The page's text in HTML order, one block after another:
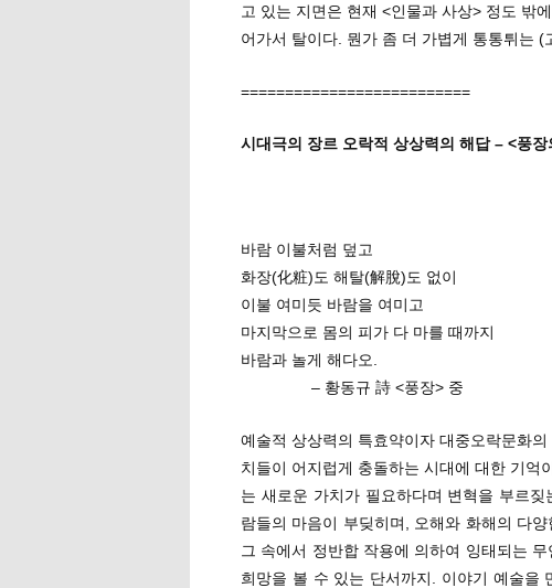
고 있는 지면은 현재 <인물과 사상> 정도 밖
어가서 탈이다. 뭔가 좀 더 가볍게 통통튀는
==========================
시대극의 장르 오락적 상상력의 해답 – <풍장
바람 이불처럼 덮고
화장(化粧)도 해탈(解脫)도 없이
이불 여미듯 바람을 여미고
마지막으로 몸의 피가 다 마를 때까지
바람과 놀게 해다오.
– 황동규 詩 <풍장> 중
예술적 상상력의 특효약이자 대중오락문화
치들이 어지럽게 충돌하는 시대에 대한 기억
는 새로운 가치가 필요하다며 변혁을 부르
람들의 마음이 부딪히며, 오해와 화해의 다
그 속에서 정반합 작용에 의하여 잉태되는
희망을 볼 수 있는 단서까지. 이야기 예술을